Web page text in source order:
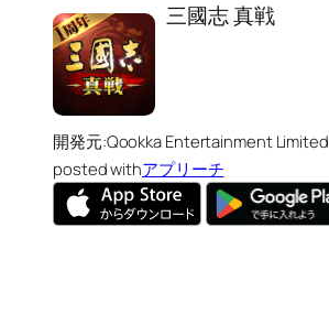
三國志 真戦
開発元:Qookka Entertainment Limited
posted withアプリーチ